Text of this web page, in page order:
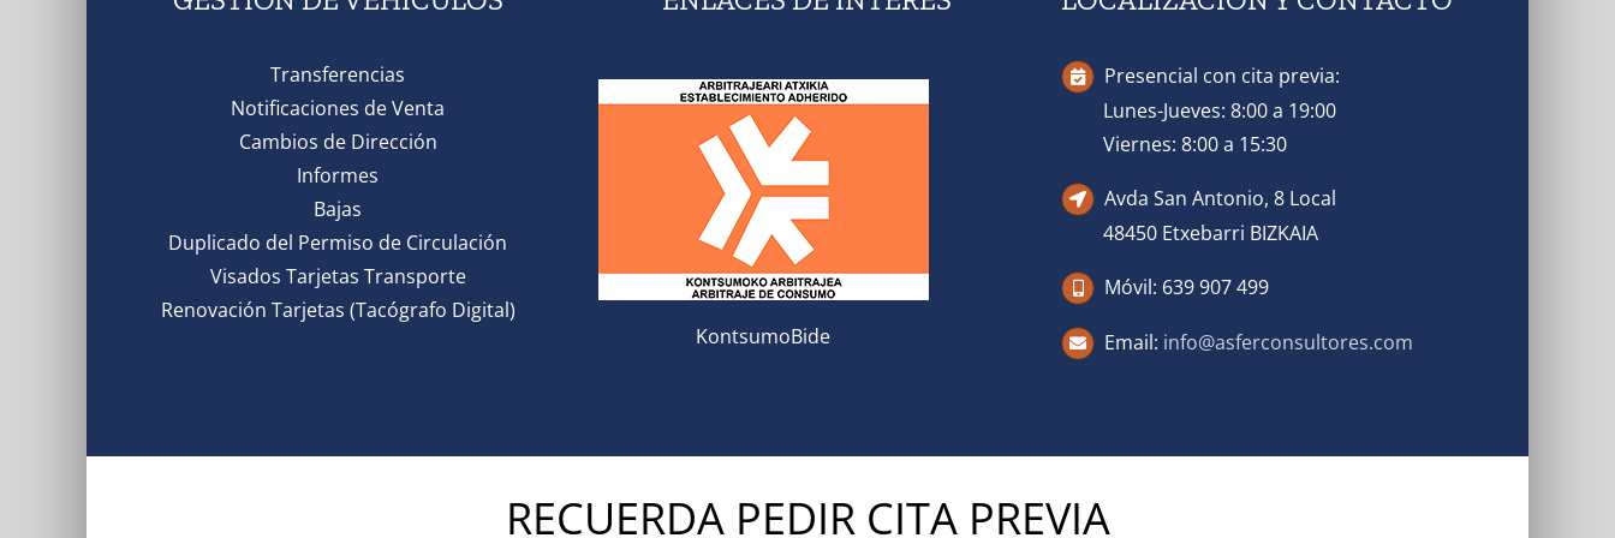
Transferencias
Notificaciones de Venta
Cambios de Dirección
Informes
Bajas
Duplicado del Permiso de Circulación
Visados Tarjetas Transporte
Renovación Tarjetas (Tacógrafo Digital)
KontsumoBide
Presencial con cita previa:
Lunes-Jueves: 8:00 a 19:00
Viernes: 8:00 a 15:30
Avda San Antonio, 8 Local
48450 Etxebarri BIZKAIA
Móvil: 639 907 499
Email: info@asferconsultores.com
RECUERDA PEDIR CITA PREVIA